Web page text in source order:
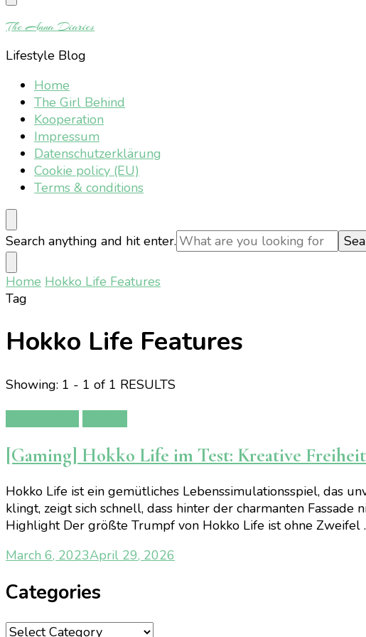
Something?
The Anna Diaries
Lifestyle Blog
Home
The Girl Behind
Kooperation
Impressum
Datenschutzerklärung
Cookie policy (EU)
Terms & conditions
Looking
for
Something?
Search anything and hit enter.
Home Hokko Life Features
Tag
Hokko Life Features
Showing: 1 - 1 of 1 RESULTS
[Gaming] Hokko Life im Test: Kreative
Hokko Life ist ein gemütliches Lebenssimulationsspiel, das
klingt, zeigt sich schnell, dass hinter der charmanten
Highlight Der größte Trumpf von Hokko Life ist ohne Zweifel
March 6, 2023April 29, 2026
Categories
Categories